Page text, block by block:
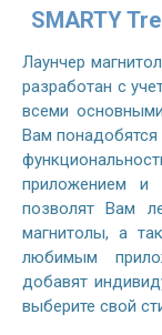
SMARTY
Лаунчер
разработан с
всеми
Вам
приложением и
позволят Вам
магнитолы, а
любимым
добавят
выберите свой